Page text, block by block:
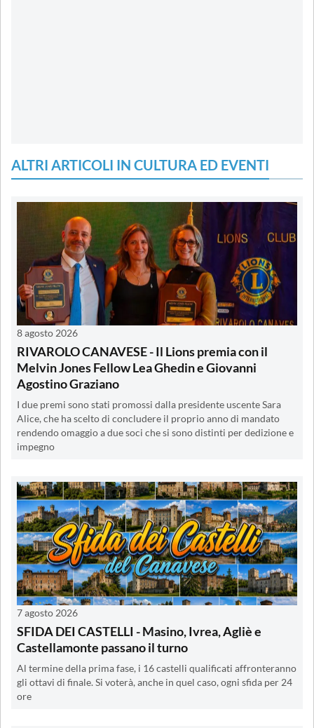
ALTRI ARTICOLI IN CULTURA ED EVENTI
8 agosto 2026
RIVAROLO CANAVESE - Il Lions premia con il
Melvin Jones Fellow Lea Ghedin e Giovanni
Agostino Graziano
I due premi sono stati promossi dalla presidente uscente Sara
Alice, che ha scelto di concludere il proprio anno di mandato
rendendo omaggio a due soci che si sono distinti per dedizione e
impegno
7 agosto 2026
SFIDA DEI CASTELLI - Masino, Ivrea, Agliè e
Castellamonte passano il turno
Al termine della prima fase, i 16 castelli qualificati affronteranno
gli ottavi di finale. Si voterà, anche in quel caso, ogni sfida per 24
ore